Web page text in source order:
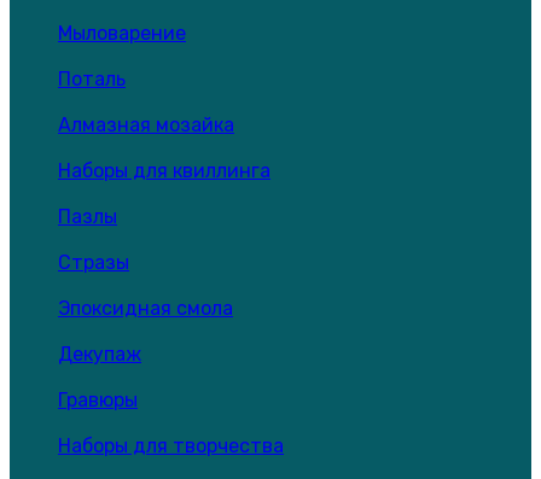
Мыловарение
Поталь
Алмазная мозайка
Наборы для квиллинга
Пазлы
Стразы
Эпоксидная смола
Декупаж
Гравюры
Наборы для творчества